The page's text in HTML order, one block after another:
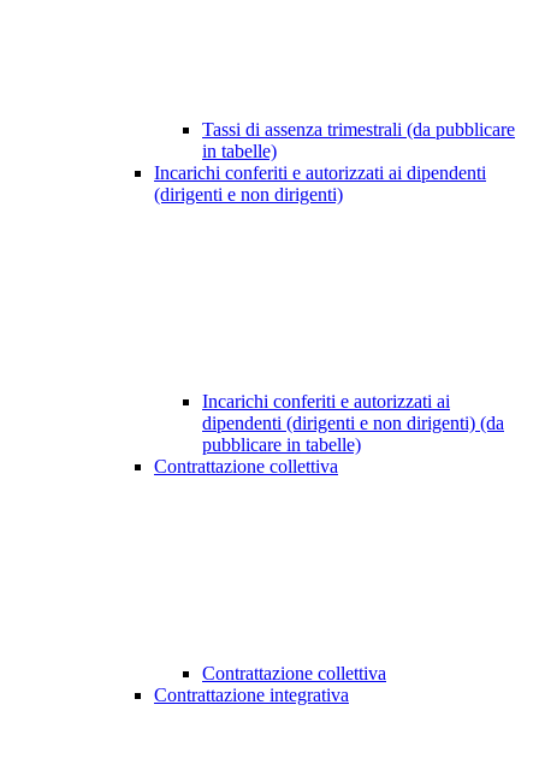
Tassi di assenza trimestrali (da pubblicare
in tabelle)
Incarichi conferiti e autorizzati ai dipendenti
(dirigenti e non dirigenti)
Incarichi conferiti e autorizzati ai
dipendenti (dirigenti e non dirigenti) (da
pubblicare in tabelle)
Contrattazione collettiva
Contrattazione collettiva
Contrattazione integrativa